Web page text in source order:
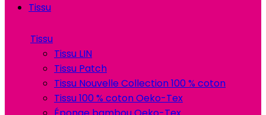
Tissu
Tissu
Tissu LIN
Tissu Patch
Tissu Nouvelle Collection 100 % coton
Tissu 100 % coton Oeko-Tex